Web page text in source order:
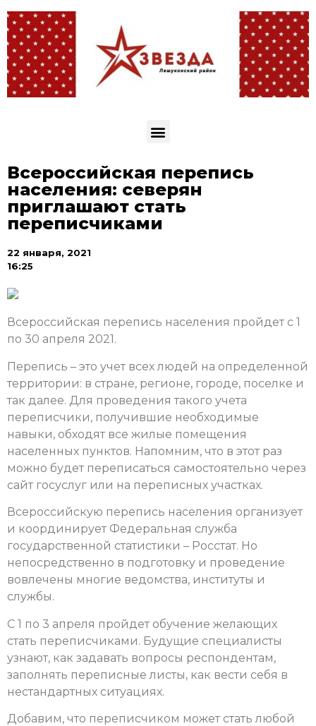
Всероссийская перепись
населения: северян
приглашают стать
переписчиками
22 января, 2021
16:25
Всероссийская перепись населения пройдет с 1
по 30 апреля 2021.
Перепись – это учет всех людей на определенной
территории: в стране, регионе, городе, поселке и
так далее. Для проведения такого учета
переписчики, получившие необходимые
навыки, обходят все жилые помещения
населенных пунктов. Напомним, что в этот раз
можно будет переписаться самостоятельно через
сайт госуслуг или на переписных участках.
Всероссийскую перепись населения организует
и координирует Федеральная служба
государственной статистики – Росстат. Но
непосредственно в подготовку и проведение
вовлечены многие ведомства, институты и
службы.
С 1 по 3 апреля пройдет обучение желающих
стать переписчиками. Будущие специалисты
узнают, как задавать вопросы респондентам,
заполнять переписные листы, как вести себя в
нестандартных ситуациях.
Добавим, что переписчиком может стать любой